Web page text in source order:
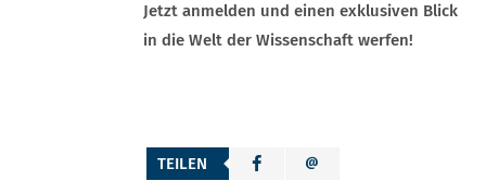
Jetzt anmelden und einen exklusiven Blick
in die Welt der Wissenschaft werfen!
TEILEN